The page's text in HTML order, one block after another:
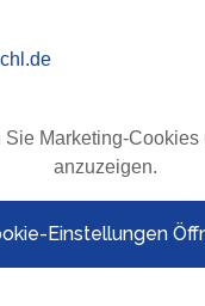
Sie Marketing-Cookies
anzuzeigen.
Einstellungen